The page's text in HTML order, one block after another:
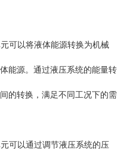
可以将液体能源转换为机械
能源。通过液压系统的能量转
的转换，满足不同工况下的需
可以通过调节液压系统的压